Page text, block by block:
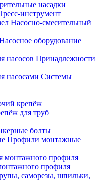
насадки
инструмент
Насосно-смесительный
Насосное оборудование
Принадлежности
Системы
крепёж
для труб
болты
Профили монтажные
профиля